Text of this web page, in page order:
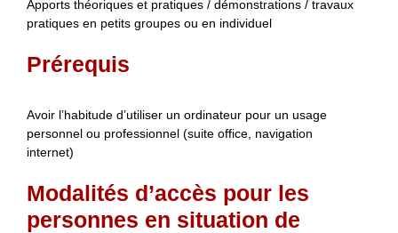
Apports théoriques et pratiques / démonstrations / travaux
pratiques en petits groupes ou en individuel
Prérequis
Avoir l’habitude d’utiliser un ordinateur pour un usage
personnel ou professionnel (suite office, navigation
internet)
Modalités d’accès pour les
personnes en situation de